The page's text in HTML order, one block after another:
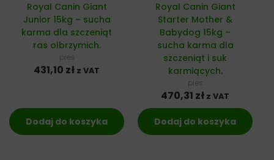
Royal Canin Giant
Junior 15kg – sucha
karma dla szczeniąt
ras olbrzymich.
pies
431,10 zł z VAT
Dodaj do koszyka
Royal Canin Giant
Starter Mother &
Babydog 15kg –
sucha karma dla
szczeniąt i suk
karmiących.
pies
470,31 zł z VAT
Dodaj do koszyka